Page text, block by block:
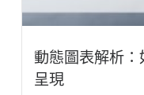
動態圖表解析
呈現